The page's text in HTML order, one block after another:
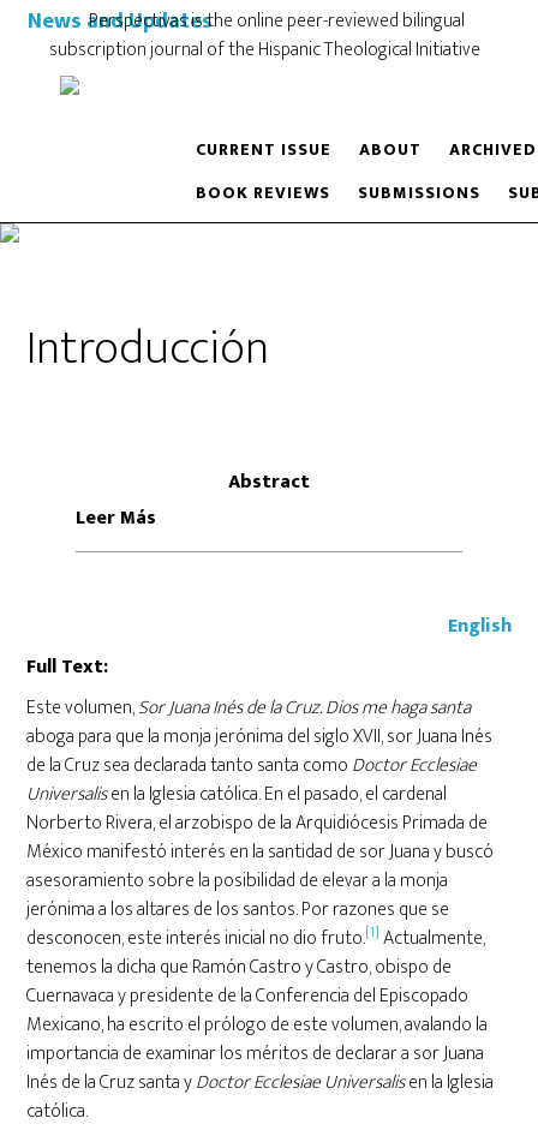
News and Updates
Perspectivas is the online peer-reviewed bilingual
subscription journal of the Hispanic Theological Initiative
CURRENT ISSUE ABOUT
BOOK REVIEWS
SUBMISSIONS
Introducción
Abstract
Leer Más
English
Full Text:
Este volumen,Sor Juana Inés de la Cruz. Dios me haga santa
aboga para que la monja jerónima del siglo XVII, sor Juana Inés
de la Cruz sea declarada tanto santa comoDoctor Ecclesiae
Universalisen la Iglesia católica. En el pasado, el cardenal
Norberto Rivera, el arzobispo de la Arquidiócesis Primada de
México manifestó interés en la santidad de sor Juana y buscó
asesoramiento sobre la posibilidad de elevar a la monja
jerónima a los altares de los santos. Por razones que se
desconocen, este interés inicial no dio fruto.[1] Actualmente,
tenemos la dicha que Ramón Castro y Castro, obispo de
Cuernavaca y presidente de la Conferencia del Episcopado
Mexicano, ha escrito el prólogo de este volumen, avalando la
importancia de examinar los méritos de declarar a sor Juana
Inés de la Cruz santa yDoctor Ecclesiae Universalisen la Iglesia
católica.